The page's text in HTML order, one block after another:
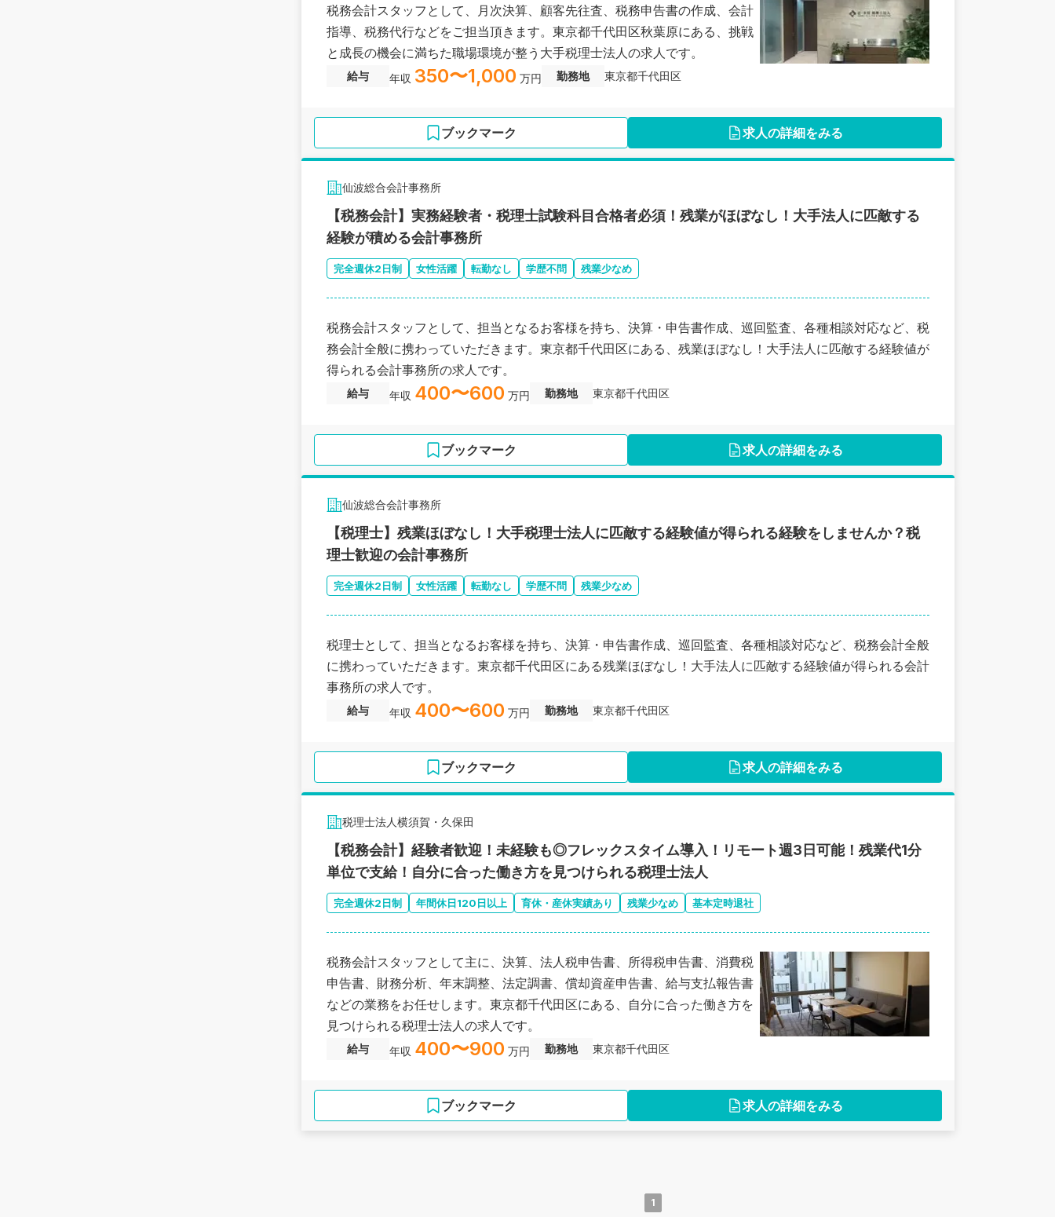
税務会計スタッフとして、月次決算、顧客先往査、税務申告書の作成、会計
指導、税務代行などをご担当頂きます。東京都千代田区秋葉原にある、挑戦
と成長の機会に満ちた職場環境が整う大手税理士法人の求人です。
給与 年収 350〜1,000 万円 勤務地 東京都千代田区
ブックマーク 求人の詳細をみる
仙波総合会計事務所
【税務会計】実務経験者・税理士試験科目合格者必須！残業がほぼなし！大手法人に匹敵する
経験が積める会計事務所
完全週休2日制 女性活躍 転勤なし 学歴不問 残業少なめ
税務会計スタッフとして、担当となるお客様を持ち、決算・申告書作成、巡回監査、各種相談対応など、税
務会計全般に携わっていただきます。東京都千代田区にある、残業ほぼなし！大手法人に匹敵する経験値が
得られる会計事務所の求人です。
給与 年収 400〜600 万円 勤務地 東京都千代田区
ブックマーク 求人の詳細をみる
仙波総合会計事務所
【税理士】残業ほぼなし！大手税理士法人に匹敵する経験値が得られる経験をしませんか？税
理士歓迎の会計事務所
完全週休2日制 女性活躍 転勤なし 学歴不問 残業少なめ
税理士として、担当となるお客様を持ち、決算・申告書作成、巡回監査、各種相談対応など、税務会計全般
に携わっていただきます。東京都千代田区にある残業ほぼなし！大手法人に匹敵する経験値が得られる会計
事務所の求人です。
給与 年収 400〜600 万円 勤務地 東京都千代田区
ブックマーク 求人の詳細をみる
税理士法人横須賀・久保田
【税務会計】経験者歓迎！未経験も◎フレックスタイム導入！リモート週3日可能！残業代1分
単位で支給！自分に合った働き方を見つけられる税理士法人
完全週休2日制 年間休日120日以上 育休・産休実績あり 残業少なめ 基本定時退社
税務会計スタッフとして主に、決算、法人税申告書、所得税申告書、消費税
申告書、財務分析、年末調整、法定調書、償却資産申告書、給与支払報告書
などの業務をお任せします。東京都千代田区にある、自分に合った働き方を
見つけられる税理士法人の求人です。
給与 年収 400〜900 万円 勤務地 東京都千代田区
ブックマーク 求人の詳細をみる
1